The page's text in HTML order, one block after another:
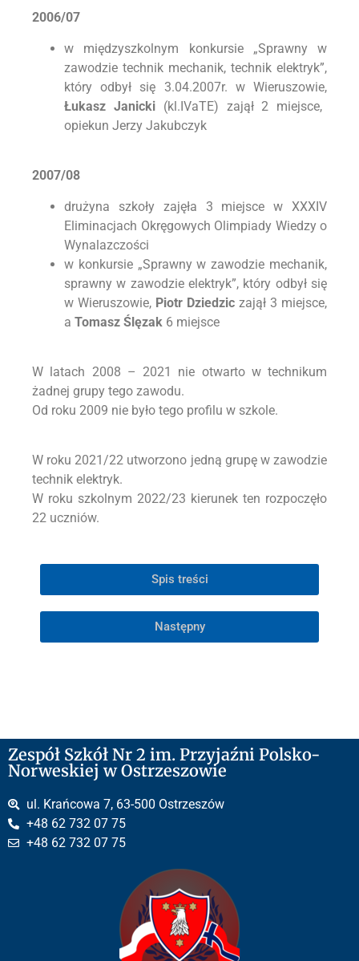
2006/07
w międzyszkolnym konkursie „Sprawny w
zawodzie technik mechanik, technik elektryk”,
który odbył się 3.04.2007r. w Wieruszowie,
Łukasz Janicki(kl.IVaTE) zajął 2 miejsce,
opiekun Jerzy Jakubczyk
2007/08
drużyna szkoły zajęła 3 miejsce w XXXIV
Eliminacjach Okręgowych Olimpiady Wiedzy o
Wynalazczości
w konkursie „Sprawny w zawodzie mechanik,
sprawny w zawodzie elektryk”, który odbył się
w Wieruszowie, Piotr Dziedzic zajął 3 miejsce,
a Tomasz Ślęzak 6 miejsce
W latach 2008 – 2021 nie otwarto w technikum
żadnej grupy tego zawodu.
Od roku 2009 nie było tego profilu w szkole.
W roku 2021/22 utworzono jedną grupę w zawodzie
technik elektryk.
W roku szkolnym 2022/23 kierunek ten rozpoczęło
22 uczniów.
Spis treści
Następny
Zespół Szkół Nr 2 im. Przyjaźni Polsko-
Norweskiej w Ostrzeszowie
ul. Krańcowa 7, 63-500 Ostrzeszów
+48 62 732 07 75
+48 62 732 07 75